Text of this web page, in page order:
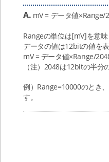
A. mV = データ値×Range/
Rangeの単位は[mV]を意味
データの値は12bitの値を
mV = データ値×Range/
（注）2048は12bitの半
例）Range=10000のとき
す。